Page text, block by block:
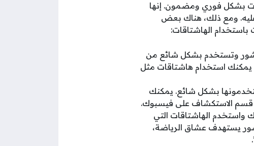
بشكل فوري ومضمون. إنها
ومع ذلك، هناك بعض
باستخدام الهاشتاقات:
وتستخدم بشكل شائع من
يمكنك استخدام هاشتاقات مثل
بشكل شائع. يمكنك
قسم الاستكشاف على فيسبوك.
الهاشتاقات التي
يستهدف عشاق الرياضة،